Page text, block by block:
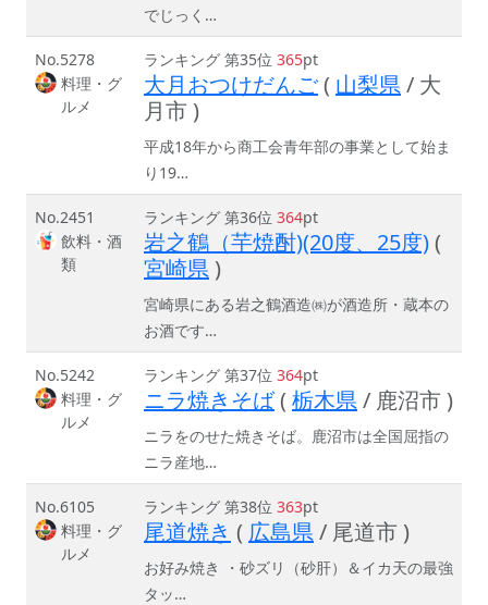
でじっく…
No.5278
料理・グ
ルメ
ランキング 第35位 365pt
大月おつけだんご( 山梨県/ 大
月市 )
平成18年から商工会青年部の事業として始ま
り19…
No.2451
飲料・酒
類
ランキング 第36位 364pt
岩之鶴（芋焼酎)(20度、25度)(
宮崎県 )
宮崎県にある岩之鶴酒造㈱が酒造所・蔵本の
お酒です…
No.5242
料理・グ
ルメ
ランキング 第37位 364pt
ニラ焼きそば( 栃木県/ 鹿沼市 )
ニラをのせた焼きそば。鹿沼市は全国屈指の
ニラ産地…
No.6105
料理・グ
ルメ
ランキング 第38位 363pt
尾道焼き ( 広島県/ 尾道市 )
お好み焼き ・砂ズリ（砂肝）＆イカ天の最強
タッ…